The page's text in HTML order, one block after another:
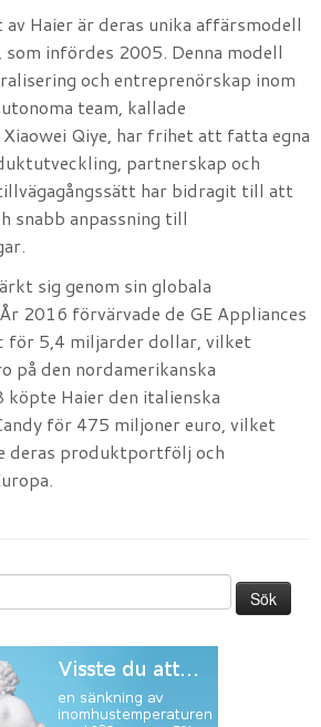
Haier är deras unika affärsmodell
som infördes 2005. Denna modell
och entreprenörskap inom
team, kallade
Qiye, har frihet att fatta egna
partnerskap och
har bidragit till att
snabb anpassning till
sig genom sin globala
2016 förvärvade de GE Appliances
för 5,4 miljarder dollar, vilket
på den nordamerikanska
köpte Haier den italienska
för 475 miljoner euro, vilket
deras produktportfölj och